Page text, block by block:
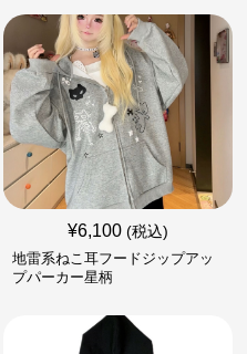
¥6,100 (税込)
地雷系ねこ耳フードジップアッ
プパーカー星柄